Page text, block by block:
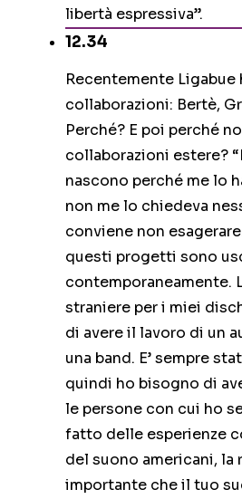
libertà espressiva”.
12.34
Recentemente
collaborazioni: Bertè,
Perché? E poi perché
collaborazioni estere?
nascono perché me lo
non me lo chiedeva
conviene non
questi progetti sono
contemporaneamente.
straniere per i miei
di avere il lavoro di un
una band. E’ sempre
quindi ho bisogno di
le persone con cui ho
fatto delle esperienze
del suono americani, la
importante che il tuo